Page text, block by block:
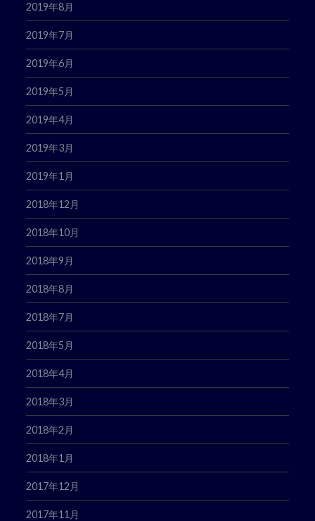
2019年8月
2019年7月
2019年6月
2019年5月
2019年4月
2019年3月
2019年1月
2018年12月
2018年10月
2018年9月
2018年8月
2018年7月
2018年5月
2018年4月
2018年3月
2018年2月
2018年1月
2017年12月
2017年11月